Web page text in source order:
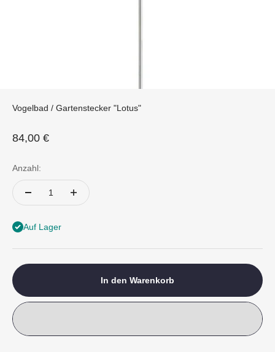
Vogelbad / Gartenstecker "Lotus"
Angebot
84,00 €
Anzahl:
Auf Lager
In den Warenkorb